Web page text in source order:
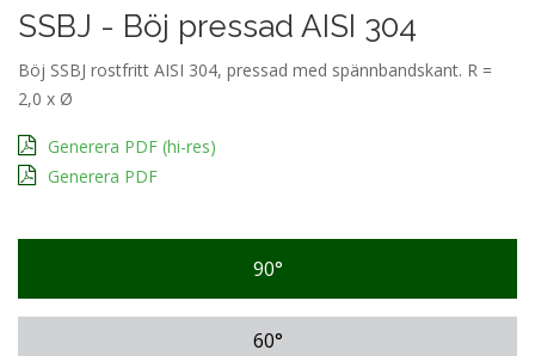
SSBJ - Böj pressad AISI 304
Böj SSBJ rostfritt AISI 304, pressad med spännbandskant. R =
2,0 x Ø
Generera PDF (hi-res)
Generera PDF
90°
60°